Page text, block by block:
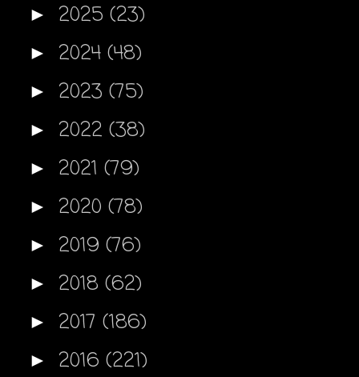
► 2025 (23)
► 2024 (48)
► 2023 (75)
► 2022 (38)
► 2021 (79)
► 2020 (78)
► 2019 (76)
► 2018 (62)
► 2017 (186)
► 2016 (221)